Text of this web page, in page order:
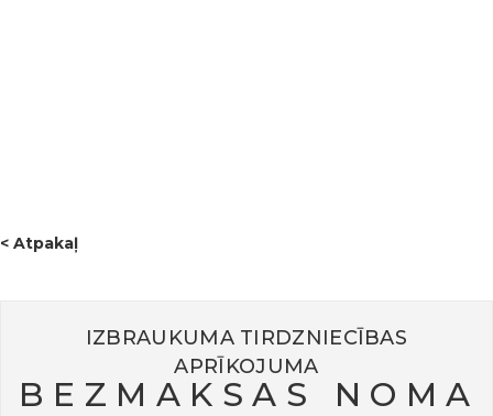
< Atpakaļ
IZBRAUKUMA TIRDZNIECĪBAS
APRĪKOJUMA
BEZMAKSAS NOMA